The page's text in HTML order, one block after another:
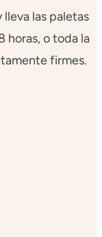
las paletas
horas, o toda la
firmes.